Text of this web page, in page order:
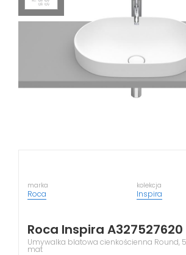
marka
Roca
kolekcja
Inspira
Roca Inspira A327527620
Umywalka blatowa cienkościenna Round,
mat